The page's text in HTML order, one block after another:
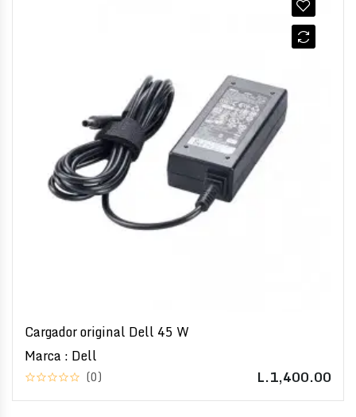
Cargador original Dell 45 W
Marca : Dell
(0) L.1,400.00